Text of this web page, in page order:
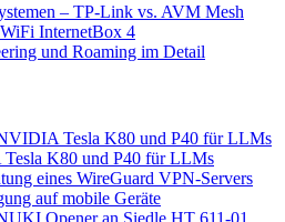
– TP-Link vs. AVM Mesh
InternetBox 4
und Roaming im Detail
Tesla K80 und P40 für LLMs
K80 und P40 für LLMs
eines WireGuard VPN-Servers
auf mobile Geräte